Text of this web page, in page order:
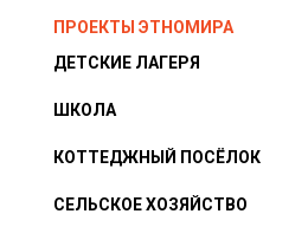
ПРОЕКТЫ ЭТНОМИРА
ДЕТСКИЕ ЛАГЕРЯ
ШКОЛА
КОТТЕДЖНЫЙ ПОСЁЛОК
СЕЛЬСКОЕ ХОЗЯЙСТВО